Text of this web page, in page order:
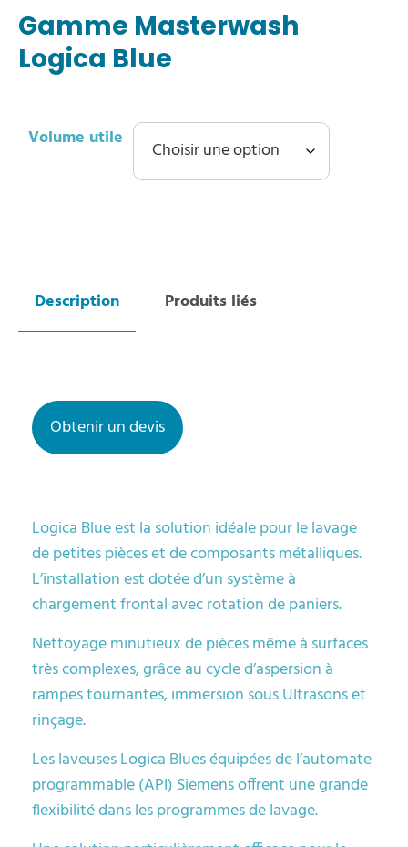
Gamme Masterwash
Logica Blue
Volume utile
Obtenir un devis
Logica Blue est la solution idéale pour le lavage
de petites pièces et de composants métalliques.
L’installation est dotée d’un système à
chargement frontal avec rotation de paniers.
Nettoyage minutieux de pièces même à surfaces
très complexes, grâce au cycle d’aspersion à
rampes tournantes, immersion sous Ultrasons et
rinçage.
Les laveuses Logica Blues équipées de l’automate
programmable (API) Siemens offrent une grande
flexibilité dans les programmes de lavage.